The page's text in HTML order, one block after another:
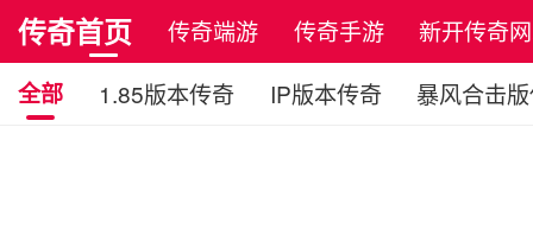
传奇首页 传奇端游 传奇手游
新开传奇
全部
1.85版本传奇 IP版本传奇 暴风合击